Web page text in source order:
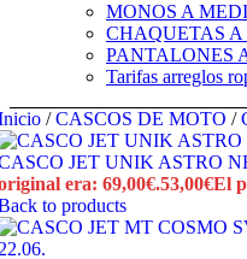
MONOS A
CHAQUETAS
PANTALONES
Tarifas arreglos
/ CASCOS DE MOTO /
JET UNIK ASTRO
era: 69,00€.53,00€El
to products